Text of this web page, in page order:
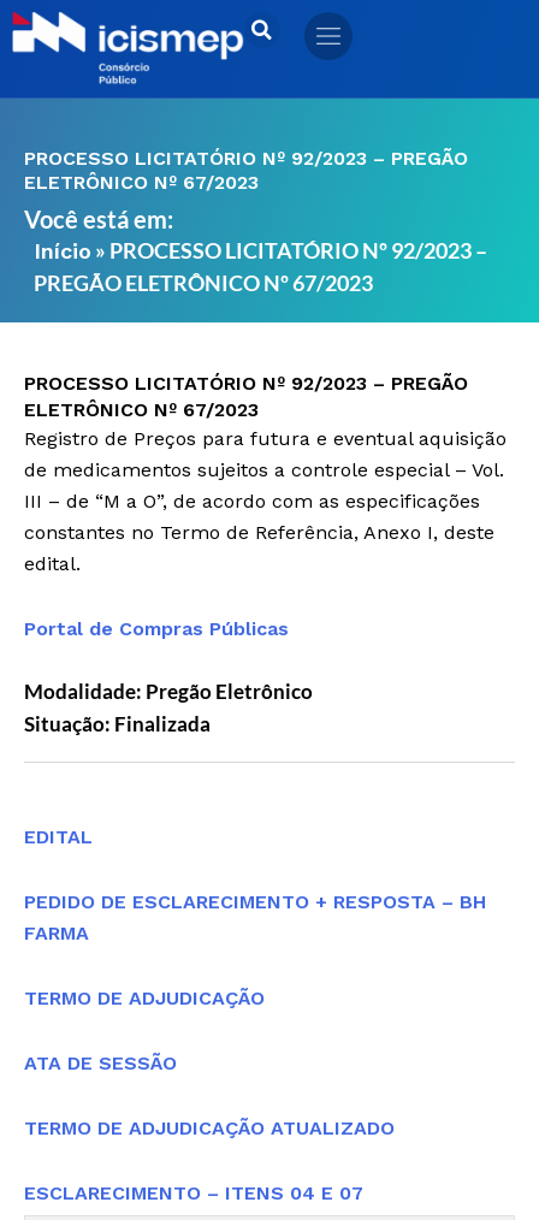
Ir
para
PROCESSO LICITATÓRIO Nº 92/2023 – PREGÃO
ELETRÔNICO Nº 67/2023
Você está em:
Início » PROCESSO LICITATÓRIO Nº 92/2023 –
PREGÃO ELETRÔNICO Nº 67/2023
PROCESSO LICITATÓRIO Nº 92/2023 – PREGÃO
ELETRÔNICO Nº 67/2023
Registro de Preços para futura e eventual aquisição
de medicamentos sujeitos a controle especial – Vol.
III – de “M a O”, de acordo com as especificações
constantes no Termo de Referência, Anexo I, deste
edital.
Portal de Compras Públicas
Modalidade: Pregão Eletrônico
Situação: Finalizada
EDITAL
PEDIDO DE ESCLARECIMENTO + RESPOSTA – BH
FARMA
TERMO DE ADJUDICAÇÃO
ATA DE SESSÃO
TERMO DE ADJUDICAÇÃO ATUALIZADO
ESCLARECIMENTO – ITENS 04 E 07